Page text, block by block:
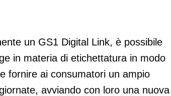
un GS1 Digital Link, è possibile
in materia di etichettatura in modo
fornire ai consumatori un ampio
avviando con loro una nuova